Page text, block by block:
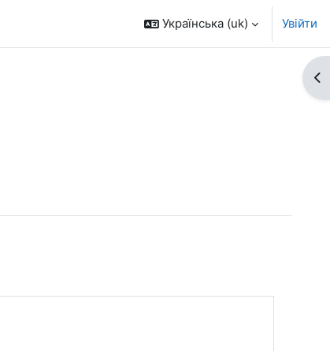
Українська ‎(uk)‎ Увійти